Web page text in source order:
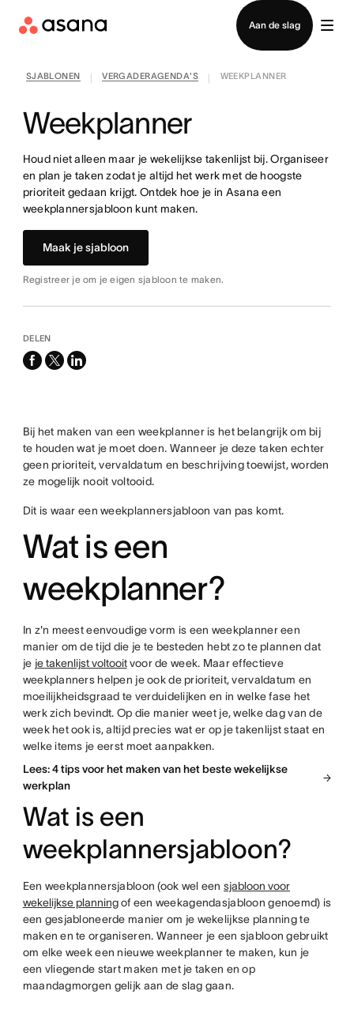
Aan de slag
Contact opnemen met verkoop
SJABLONEN VERGADERAGENDA'S WEEKPLANNER
Weekplanner
Houd niet alleen maar je wekelijkse takenlijst bij. Organiseer
en plan je taken zodat je altijd het werk met de hoogste
prioriteit gedaan krijgt. Ontdek hoe je in Asana een
weekplannersjabloon kunt maken.
Maak je sjabloon
Registreer je om je eigen sjabloon te maken.
DELEN
facebook
x-
linkedin
Bij het maken van een weekplanner is het belangrijk om bij
te houden wat je moet doen. Wanneer je deze taken echter
geen prioriteit, vervaldatum en beschrijving toewijst, worden
ze mogelijk nooit voltooid.
Dit is waar een weekplannersjabloon van pas komt.
Wat is een
weekplanner?
In z'n meest eenvoudige vorm is een weekplanner een
manier om de tijd die je te besteden hebt zo te plannen dat
je je takenlijst voltooitvoor de week. Maar effectieve
weekplanners helpen je ook de prioriteit, vervaldatum en
moeilijkheidsgraad te verduidelijken en in welke fase het
werk zich bevindt. Op die manier weet je, welke dag van de
week het ook is, altijd precies wat er op je takenlijst staat en
welke items je eerst moet aanpakken.
Lees: 4 tips voor het maken van het beste wekelijkse
werkplan
Wat is een
weekplannersjabloon?
Een weekplannersjabloon (ook wel eensjabloon voor
wekelijkse planningof een weekagendasjabloon genoemd) is
een gesjabloneerde manier om je wekelijkse planning te
maken en te organiseren. Wanneer je een sjabloon gebruikt
om elke week een nieuwe weekplanner te maken, kun je
een vliegende start maken met je taken en op
maandagmorgen gelijk aan de slag gaan.